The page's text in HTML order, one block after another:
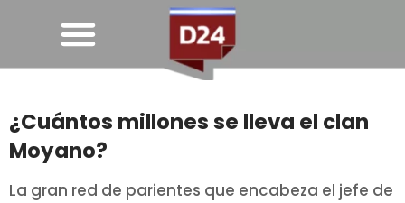
¿Cuántos millones se lleva el clan
Moyano?
La gran red de parientes que encabeza el jefe de